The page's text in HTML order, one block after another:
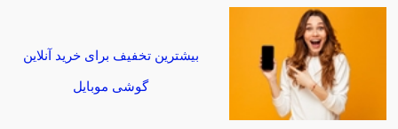
بیشترین تخفیف برای خرید آنلاین
گوشی موبایل